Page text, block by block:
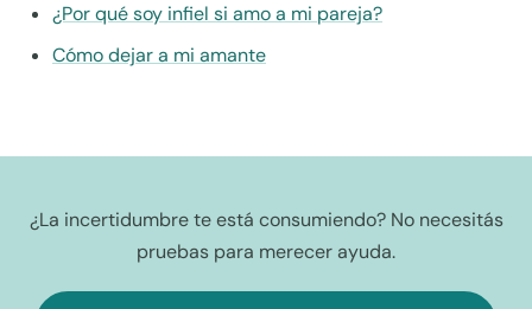
¿Por qué soy infiel si amo a mi pareja?
Cómo dejar a mi amante
¿La incertidumbre te está consumiendo? No necesitás
pruebas para merecer ayuda.